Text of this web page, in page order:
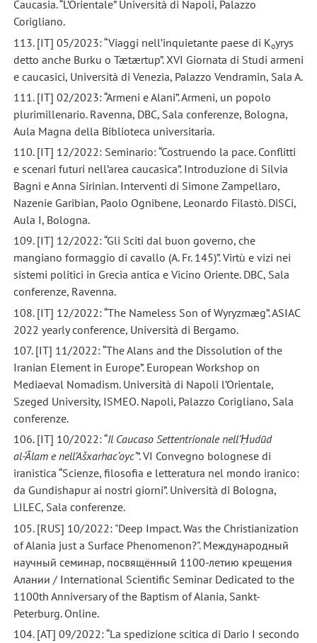
Caucasia. “L’Orientale” Università di Napoli, Palazzo
Corigliano.
113. [IT] 05/2023: “Viaggi nell’inquietante paese di Koyrys
detto anche Burku o Tætærtup”. XVI Giornata di Studi armeni
e caucasici, Università di Venezia, Palazzo Vendramin, Sala A.
111. [IT] 02/2023: “Armeni e Alani”. Armeni, un popolo
plurimillenario. Ravenna, DBC, Sala conferenze, Bologna,
Aula Magna della Biblioteca universitaria.
110. [IT] 12/2022: Seminario: “Costruendo la pace. Conflitti
e scenari futuri nell’area caucasica”. Introduzione di Silvia
Bagni e Anna Sirinian. Interventi di Simone Zampellaro,
Nazenie Garibian, Paolo Ognibene, Leonardo Filastò. DiSCi,
Aula I, Bologna.
109. [IT] 12/2022: “Gli Sciti dal buon governo, che
mangiano formaggio di cavallo (A. Fr. 145)”. Virtù e vizi nei
sistemi politici in Grecia antica e Vicino Oriente. DBC, Sala
conferenze, Ravenna.
108. [IT] 12/2022: “The Nameless Son of Wyryzmæg”. ASIAC
2022 yearly conference, Università di Bergamo.
107. [IT] 11/2022: “The Alans and the Dissolution of the
Iranian Element in Europe”. European Workshop on
Mediaeval Nomadism. Università di Napoli l’Orientale,
Szeged University, ISMEO. Napoli, Palazzo Corigliano, Sala
conferenze.
106. [IT] 10/2022: “Il Caucaso Settentrionale nell’Ḥudūd
al-‘Ālam e nell’Ašxarhac‘oyc‘”. VI Convegno bolognese di
iranistica “Scienze, filosofia e letteratura nel mondo iranico:
da Gundishapur ai nostri giorni”. Università di Bologna,
LILEC, Sala conferenze.
105. [RUS] 10/2022: "Deep Impact. Was the Christianization
of Alania just a Surface Phenomenon?". Международный
научный семинар, посвящённый 1100-летию крещения
Алании / International Scientific Seminar Dedicated to the
1100th Anniversary of the Baptism of Alania, Sankt-
Peterburg. Online.
104. [AT] 09/2022: “La spedizione scitica di Dario I secondo